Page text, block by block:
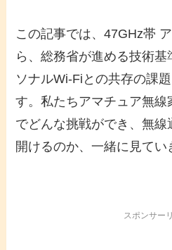
この記事では、47GHz帯
ら、総務省が進める技術
ソナルWi-Fiとの共存の課
す。私たちアマチュア無
でどんな挑戦ができ、無線
開けるのか、一緒に見てい
スポンサー